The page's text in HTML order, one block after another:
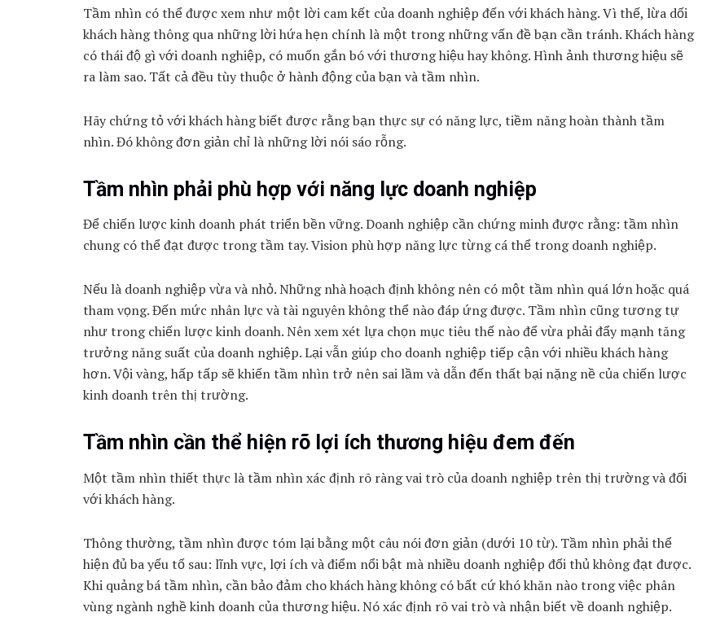
Tầm nhìn có thể được xem như một lời cam kết của doanh nghiệp đến với khách hàng. Vì thế, lừa dối
khách hàng thông qua những lời hứa hẹn chính là một trong những vấn đề bạn cần tránh. Khách hàng
có thái độ gì với doanh nghiệp, có muốn gắn bó với thương hiệu hay không. Hình ảnh thương hiệu sẽ
ra làm sao. Tất cả đều tùy thuộc ở hành động của bạn và tầm nhìn.
Hãy chứng tỏ với khách hàng biết được rằng bạn thực sự có năng lực, tiềm năng hoàn thành tầm
nhìn. Đó không đơn giản chỉ là những lời nói sáo rỗng.
Tầm nhìn phải phù hợp với năng lực doanh nghiệp
Để chiến lược kinh doanh phát triển bền vững. Doanh nghiệp cần chứng minh được rằng: tầm nhìn
chung có thể đạt được trong tầm tay. Vision phù hợp năng lực từng cá thể trong doanh nghiệp.
Nếu là doanh nghiệp vừa và nhỏ. Những nhà hoạch định không nên có một tầm nhìn quá lớn hoặc quá
tham vọng. Đến mức nhân lực và tài nguyên không thể nào đáp ứng được. Tầm nhìn cũng tương tự
như trong chiến lược kinh doanh. Nên xem xét lựa chọn mục tiêu thế nào để vừa phải đẩy mạnh tăng
trưởng năng suất của doanh nghiệp. Lại vẫn giúp cho doanh nghiệp tiếp cận với nhiều khách hàng
hơn. Vội vàng, hấp tấp sẽ khiến tầm nhìn trở nên sai lầm và dẫn đến thất bại nặng nề của chiến lược
kinh doanh trên thị trường.
Tầm nhìn cần thể hiện rõ lợi ích thương hiệu đem đến
Một tầm nhìn thiết thực là tầm nhìn xác định rõ ràng vai trò của doanh nghiệp trên thị trường và đối
với khách hàng.
Thông thường, tầm nhìn được tóm lại bằng một câu nói đơn giản (dưới 10 từ). Tầm nhìn phải thể
hiện đủ ba yếu tố sau: lĩnh vực, lợi ích và điểm nổi bật mà nhiều doanh nghiệp đối thủ không đạt được.
Khi quảng bá tầm nhìn, cần bảo đảm cho khách hàng không có bất cứ khó khăn nào trong việc phân
vùng ngành nghề kinh doanh của thương hiệu. Nó xác định rõ vai trò và nhận biết về doanh nghiệp.